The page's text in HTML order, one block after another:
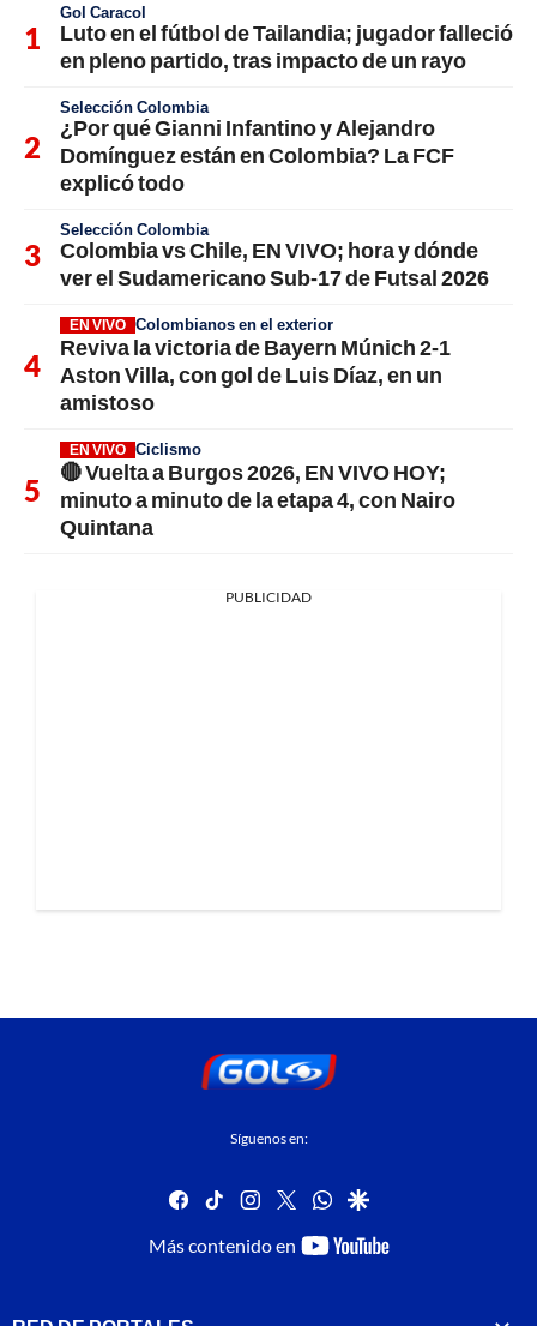
Gol Caracol
Luto en el fútbol de Tailandia; jugador falleció
en pleno partido, tras impacto de un rayo
Selección Colombia
¿Por qué Gianni Infantino y Alejandro
Domínguez están en Colombia? La FCF
explicó todo
Selección Colombia
Colombia vs Chile, EN VIVO; hora y dónde
ver el Sudamericano Sub-17 de Futsal 2026
EN VIVO Colombianos en el exterior
Reviva la victoria de Bayern Múnich 2-1
Aston Villa, con gol de Luis Díaz, en un
amistoso
EN VIVO Ciclismo
🔴 Vuelta a Burgos 2026, EN VIVO HOY;
minuto a minuto de la etapa 4, con Nairo
Quintana
PUBLICIDAD
Síguenos en:
facebook
tiktok instagram
twitterwhatsapp
google
Más contenido en
youtube-